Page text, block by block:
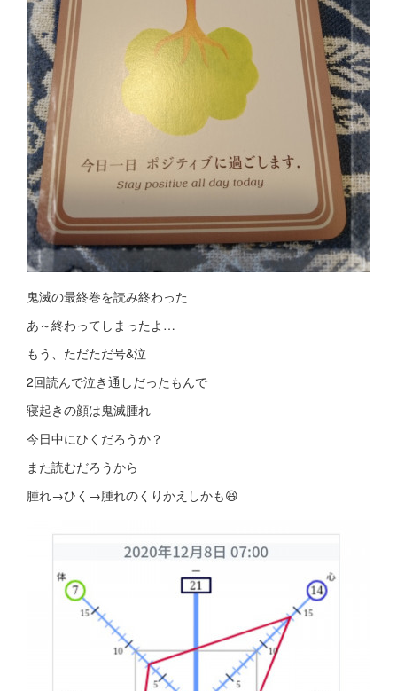
鬼滅の最終巻を読み終わった
あ～終わってしまったよ…
もう、ただただ号&泣
2回読んで泣き通しだったもんで
寝起きの顔は鬼滅腫れ
今日中にひくだろうか？
また読むだろうから
腫れ→ひく→腫れのくりかえしかも😆